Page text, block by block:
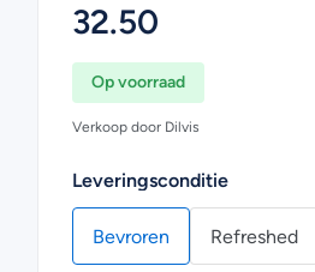
32.50
Op voorraad
Verkoop door Dilvis
Leveringsconditie
Bevroren Refreshed